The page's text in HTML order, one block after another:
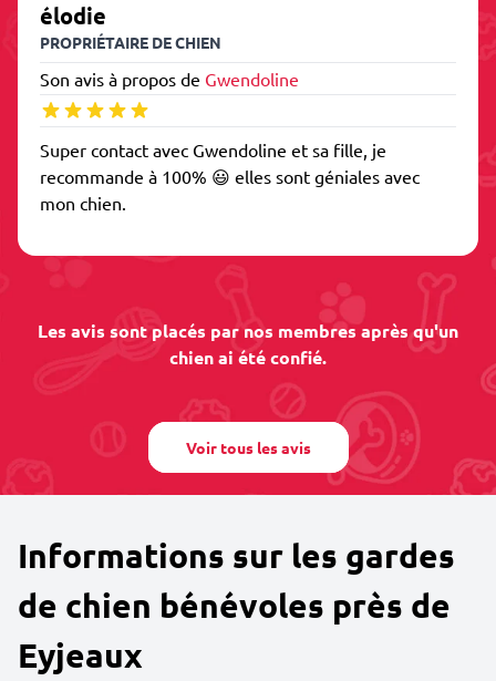
élodie
PROPRIÉTAIRE DE CHIEN
Son avis à propos de Gwendoline
Super contact avec Gwendoline et sa fille, je
recommande à 100% 😃 elles sont géniales avec
mon chien.
Les avis sont placés par nos membres après qu'un
chien ai été confié.
Voir tous les avis
Informations sur les gardes
de chien bénévoles près de
Eyjeaux